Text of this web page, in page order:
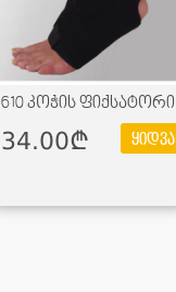
610 კოჭის ფიქსატორი
34.00¢ ყიდვა